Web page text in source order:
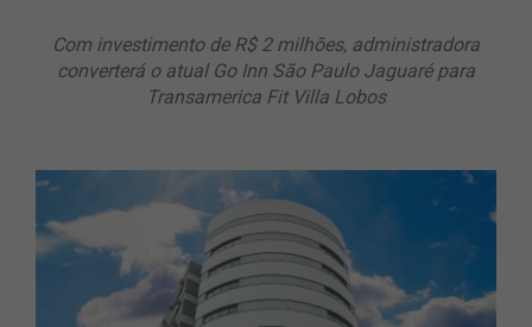
Com investimento de R$ 2 milhões, administradora
converterá o atual Go Inn São Paulo Jaguaré para
Transamerica Fit Villa Lobos